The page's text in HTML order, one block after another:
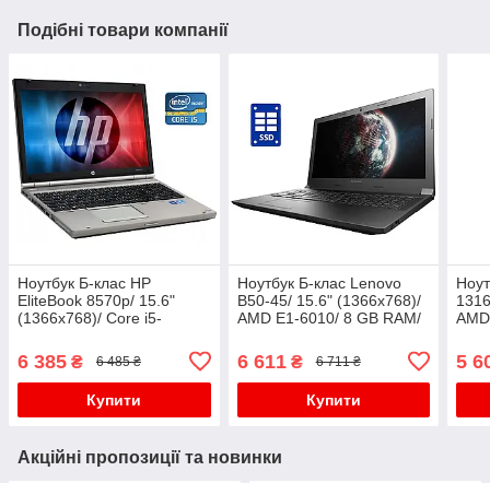
Подібні товари компанії
Ноутбук Б-клас HP
EliteBook 8570p/ 15.6"
(1366x768)/ Core i5-
HDD/ HD 4000
6 385 ₴ 6 485 ₴
Купити
Ноутбук Б-клас Lenovo
B50-45/ 15.6" (1366x768)/
AMD E1-6010/ 8 GB RAM/
6 611₴ 6 711 ₴
Купити
5
Акційні пропозиції та новинки